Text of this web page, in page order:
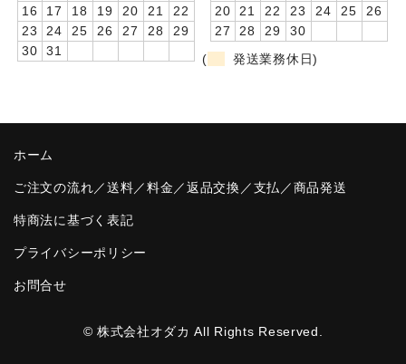
園や先生への贈り物
卒業記念品
ポケットウォッチ
目覚まし時計(集合)
温湿度計付目覚まし時計
制服メモリー
16
17 18 19 20 21
22
23
24 25 26 27 28
29
30
31
20
21 22 23 24 25
26
27
28 29
30
(
発送業務休日)
ホーム
ご注文の流れ／送料／料金／返品交換／支払／商品発送
特商法に基づく表記
プライバシーポリシー
お問合せ
© 株式会社オダカ All Rights Reserved.